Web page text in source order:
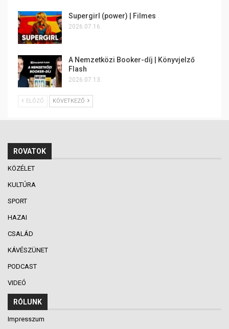
Supergirl (power) | Filmes
2026.07.16.
A Nemzetközi Booker-díj | Könyvjelző
Flash
2026.07.13.
ELŐZŐ KÖVETKEZŐ
ROVATOK
KÖZÉLET
KULTÚRA
SPORT
HAZAI
CSALÁD
KÁVÉSZÜNET
PODCAST
VIDEÓ
RÓLUNK
Impresszum